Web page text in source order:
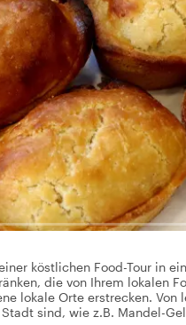
köstlichen Food-Tour in
die von Ihrem lokalen
lokale Orte erstrecken. Von
sind, wie z.B. Mandel-